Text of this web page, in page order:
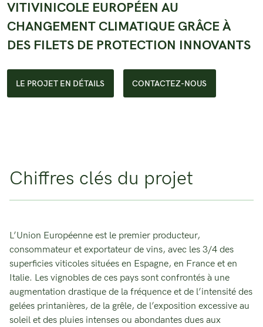
VITIVINICOLE EUROPÉEN AU
CHANGEMENT CLIMATIQUE GRÂCE À
DES FILETS DE PROTECTION INNOVANTS
LE PROJET EN DÉTAILS CONTACTEZ-NOUS
Chiffres clés du projet
L’Union Européenne est le premier producteur,
consommateur et exportateur de vins, avec les 3/4 des
superficies viticoles situées en Espagne, en France et en
Italie. Les vignobles de ces pays sont confrontés à une
augmentation drastique de la fréquence et de l’intensité des
gelées printanières, de la grêle, de l’exposition excessive au
soleil et des pluies intenses ou abondantes dues aux